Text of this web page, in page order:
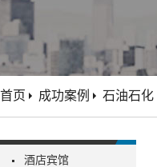
酒店宾馆
首页 成功案例 石油石化